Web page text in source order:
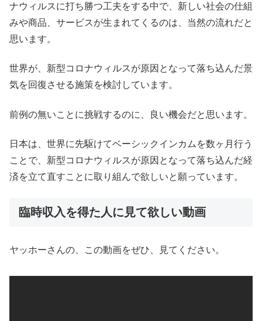
ナウィルスに打ち勝つ工夫をする中で、新しい社会の仕組
みや商品、サービスが生まれてくるのは、当然の流れだと
思います。
世界が、新型コロナウィルスが原因となって落ち込んだ景
気を回復させる施策を検討しています。
前例の無いことに挑戦するのに、良い機会だと思います。
日本は、世界に先駆けてベーシックインカムを数ヶ月行う
ことで、新型コロナウィルスが原因となって落ち込んだ経
済を立て直すことに取り組んで欲しいと願っています。
臨時収入を得た人に見て欲しい動画
ヤッホーさんの、この動画をぜひ、見てください。